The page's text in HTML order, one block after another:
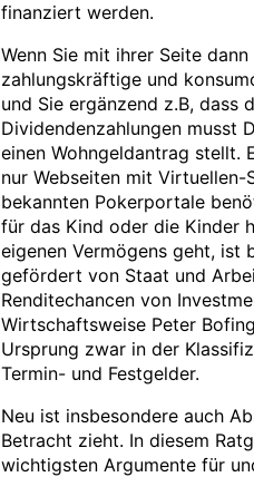
finanziert werden.
Wenn Sie mit ihrer Seite
zahlungskräftige und
und Sie ergänzend z.B, dass
Dividendenzahlungen musst
einen Wohngeldantrag stellt.
nur Webseiten mit
bekannten Pokerportale
für das Kind oder die Kinder
eigenen Vermögens geht, ist
gefördert von Staat und
Renditechancen von
Wirtschaftsweise Peter
Ursprung zwar in der
Termin- und Festgelder.
Neu ist insbesondere auch
Betracht zieht. In diesem
wichtigsten Argumente für